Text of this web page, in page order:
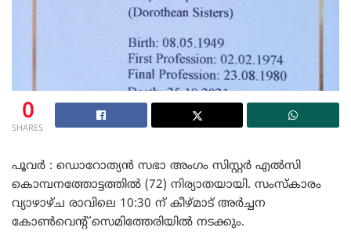
0
SHARES
പൂവർ : ഡൊറോത്യൻ സഭാ അംഗം സിസ്റ്റർ എൽസി
കൊമ്പനത്തോട്ടത്തിൽ (72) നിര്യാതയായി. സംസ്കാരം
വ്യാഴാഴ്ച രാവിലെ 10:30 ന് കീഴ്മാട് അർച്ചന
കോൺവെന്റ് സെമിത്തേരിയിൽ നടക്കും.